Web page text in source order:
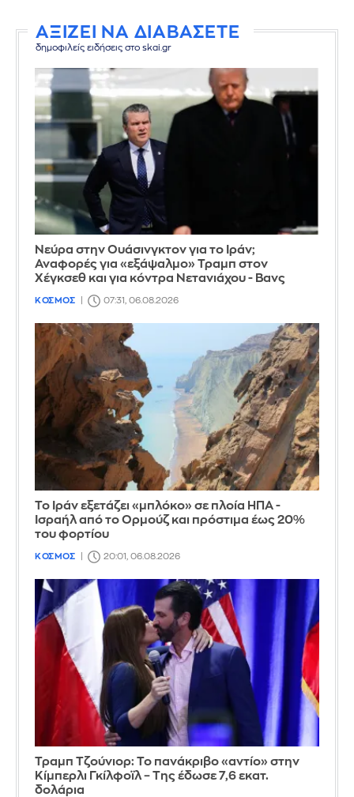
ΑΞΙΖΕΙ ΝΑ ΔΙΑΒΑΣΕΤΕ
δημοφιλείς ειδήσεις στο skai.gr
Νεύρα στην Ουάσινγκτον για το Ιράν;
Αναφορές για «εξάψαλμο» Τραμπ στον
Χέγκσεθ και για κόντρα Νετανιάχου - Βανς
ΚΟΣΜΟΣ 07:31, 06.08.2026
Το Ιράν εξετάζει «μπλόκο» σε πλοία ΗΠΑ -
Ισραήλ από το Ορμούζ και πρόστιμα έως 20%
του φορτίου
ΚΟΣΜΟΣ 20:01, 06.08.2026
Τραμπ Τζούνιορ: Το πανάκριβο «αντίο» στην
Κίμπερλι Γκίλφοϊλ – Της έδωσε 7,6 εκατ.
δολάρια